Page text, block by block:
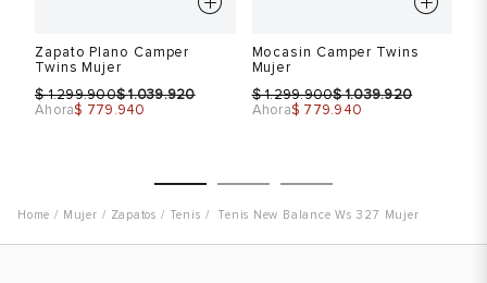
Zapato Plano Camper
Twins Mujer
$1.299.900$1.039.920
Ahora$ 779.940
Mocasin Camper Twins
Mujer
$1.299.900$1.039.920
Ahora$ 779.940
Mujer Zapatos Tenis Tenis New Balance Ws 327 Mujer